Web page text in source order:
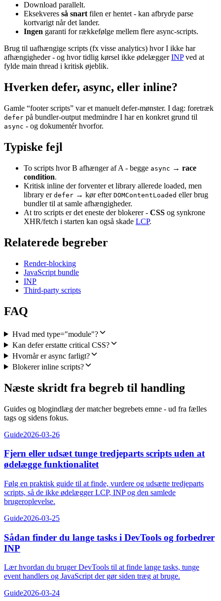
Download parallelt.
Eksekveres så snartfilen er hentet - kan afbryde parse
kortvarigt når det lander.
Ingen garanti for rækkefølge mellem flere async-scripts.
Brug til uafhængige scripts (fx visse analytics) hvor I ikke har
afhængigheder - og hvor tidlig kørsel ikke ødelæggerINPved at
fylde main thread i kritisk øjeblik.
Hverken defer, async, eller inline?
Gamle “footer scripts” var et manuelt defer-mønster. I dag: foretræk
defer på bundler-output medmindre I har en konkret grund til
async - og dokumentér hvorfor.
Typiske fejl
To scripts hvor B afhænger af A - begge async → race
condition.
Kritisk inline der forventer et library allerede loaded, men
library er defer → kør efter DOMContentLoaded eller brug
bundler til at samle afhængigheder.
At tro scripts er det eneste der blokerer - CSS og synkrone
XHR/fetch i starten kan også skade LCP.
Relaterede begreber
Render-blocking
JavaScript bundle
INP
Third-party scripts
FAQ
Hvad med type="module"?
Kan defer erstatte critical CSS?
Hvornår er async farligt?
Blokerer inline scripts?
Næste skridt fra begreb til handling
Guides og blogindlæg der matcher begrebets emne - ud fra fælles
tags og sidens fokus.
Guide2026-03-26
Fjern eller udsæt tunge tredjeparts scripts uden at
ødelægge funktionalitet
Følg en praktisk guide til at finde, vurdere og udsætte tredjeparts
scripts, så de ikke ødelægger LCP, INP og den samlede
brugeroplevelse.
Guide2026-03-25
Sådan finder du lange tasks i DevTools og forbedrer
INP
Lær hvordan du bruger DevTools til at finde lange tasks, tunge
event handlers og JavaScript der gør siden træg at bruge.
Guide2026-03-24